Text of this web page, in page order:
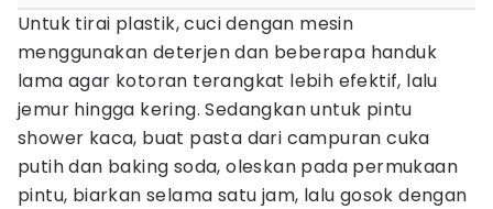
Untuk tirai plastik, cuci dengan mesin
menggunakan deterjen dan beberapa handuk
lama agar kotoran terangkat lebih efektif, lalu
jemur hingga kering. Sedangkan untuk pintu
shower kaca, buat pasta dari campuran cuka
putih dan baking soda, oleskan pada permukaan
pintu, biarkan selama satu jam, lalu gosok dengan